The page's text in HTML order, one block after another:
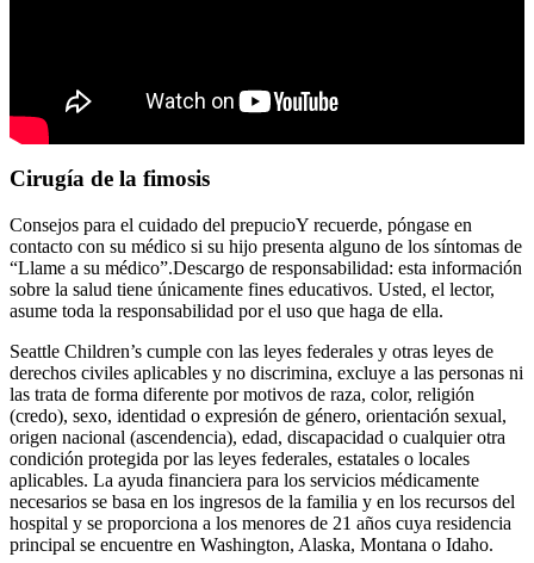
Cirugía de la fimosis
Consejos para el cuidado del prepucioY recuerde, póngase en
contacto con su médico si su hijo presenta alguno de los síntomas de
“Llame a su médico”.Descargo de responsabilidad: esta información
sobre la salud tiene únicamente fines educativos. Usted, el lector,
asume toda la responsabilidad por el uso que haga de ella.
Seattle Children’s cumple con las leyes federales y otras leyes de
derechos civiles aplicables y no discrimina, excluye a las personas ni
las trata de forma diferente por motivos de raza, color, religión
(credo), sexo, identidad o expresión de género, orientación sexual,
origen nacional (ascendencia), edad, discapacidad o cualquier otra
condición protegida por las leyes federales, estatales o locales
aplicables. La ayuda financiera para los servicios médicamente
necesarios se basa en los ingresos de la familia y en los recursos del
hospital y se proporciona a los menores de 21 años cuya residencia
principal se encuentre en Washington, Alaska, Montana o Idaho.